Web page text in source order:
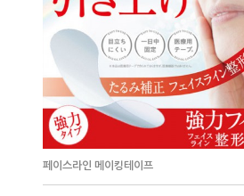
페이스라인 메이킹테이프